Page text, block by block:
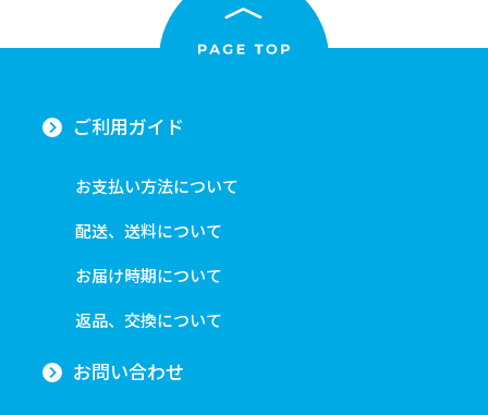
ご利用ガイド
お支払い方法について
配送、送料について
お届け時期について
返品、交換について
お問い合わせ